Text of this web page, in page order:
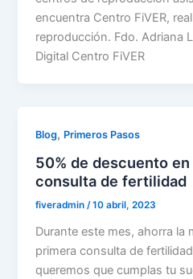
encuentra Centro FiVER,
reproducción. Fdo. Adriana
Digital Centro FiVER
Blog, Primeros Pasos
50% de descuento
consulta de fertilidad
fiveradmin/10 abril, 2023
Durante este mes, ahorra la
primera consulta de
queremos que cumplas tu